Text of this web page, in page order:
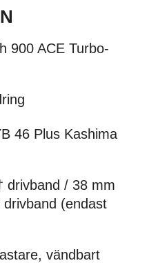
900 ACE Turbo-
46 Plus Kashima
drivband / 38 mm
(endast
vändbart